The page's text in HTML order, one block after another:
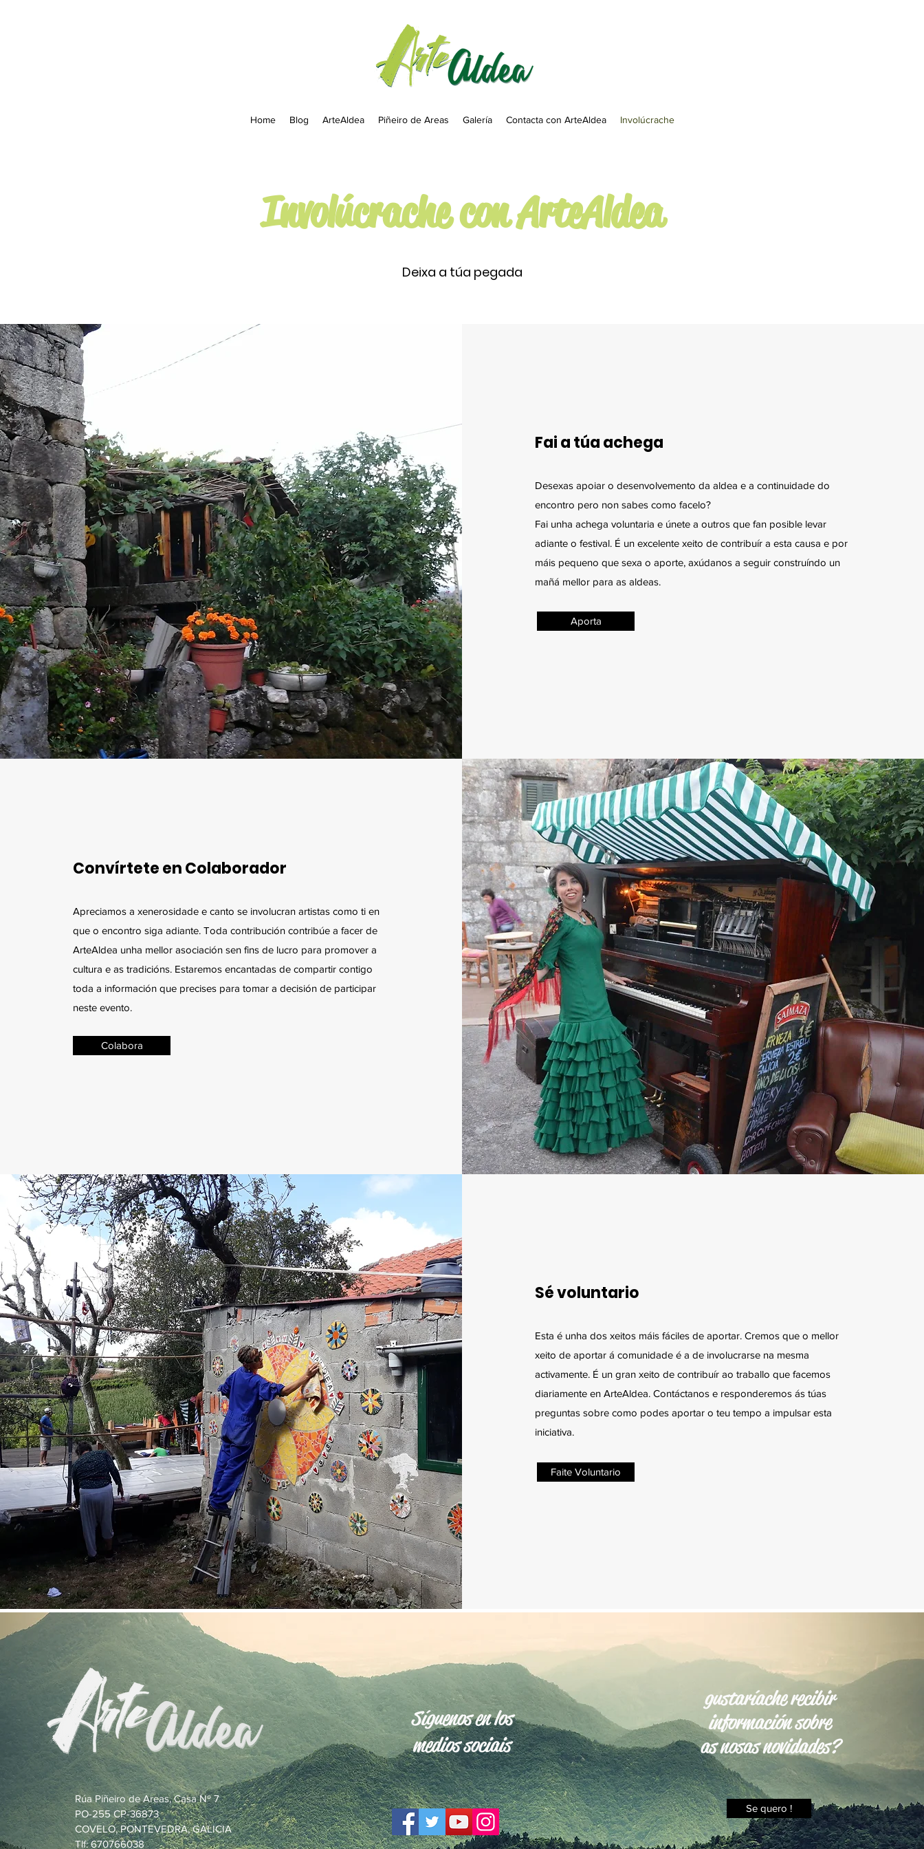
Home Blog ArteAldea Piñeiro de Areas Galería Contacta con ArteAldea Involúcrache
Involúcrache con ArteAldea
Deixa a túa pegada
Fai a túa achega
Desexas apoiar o desenvolvemento da aldea e a continuidade do
encontro pero non sabes como facelo?
Fai unha achega voluntaria e únete a outros que fan posible levar
adiante o festival. É un excelente xeito de contribuír a esta causa e por
máis pequeno que sexa o aporte, axúdanos a seguir construíndo un
mañá mellor para as aldeas.
Aporta
Convírtete en Colaborador
Apreciamos a xenerosidade e canto se involucran artistas como ti en
que o encontro siga adiante. Toda contribución contribúe a facer de
ArteAldea unha mellor asociación sen fins de lucro para promover a
cultura e as tradicións. Estaremos encantadas de compartir contigo
toda a información que precises para tomar a decisión de participar
neste evento.
Colabora
Sé voluntario
Esta é unha dos xeitos máis fáciles de aportar. Cremos que o mellor
xeito de aportar á comunidade é a de involucrarse na mesma
activamente. É un gran xeito de contribuír ao traballo que facemos
diariamente en ArteAldea. Contáctanos e responderemos ás túas
preguntas sobre como podes aportar o teu tempo a impulsar esta
iniciativa.
Faite Voluntario
Rúa Piñeiro de Areas, Casa Nº 7
PO-255 CP-36873
COVELO, PONTEVEDRA, GALICIA
Tlf: 670766038
Síguenos en los
medios sociais
gustaríache recibir
información sobre
as nosas novidades?
Se quero !